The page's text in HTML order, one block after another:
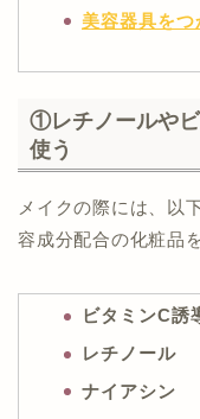
美容器具をつ
①レチノールや
使う
メイクの際には、以
容成分配合の化粧品
ビタミンC誘
レチノール
ナイアシン